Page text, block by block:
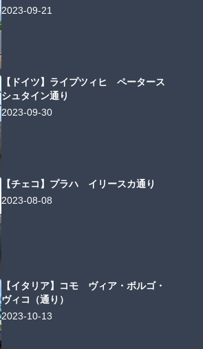
2023-09-21
【ドイツ】ライプツィヒ ペータース
シュタイン通り
2023-09-30
【チェコ】プラハ イリースカ通り
2023-08-08
【イタリア】コモ ヴィア・ボルゴ・
ヴィコ（通り）
2023-10-13